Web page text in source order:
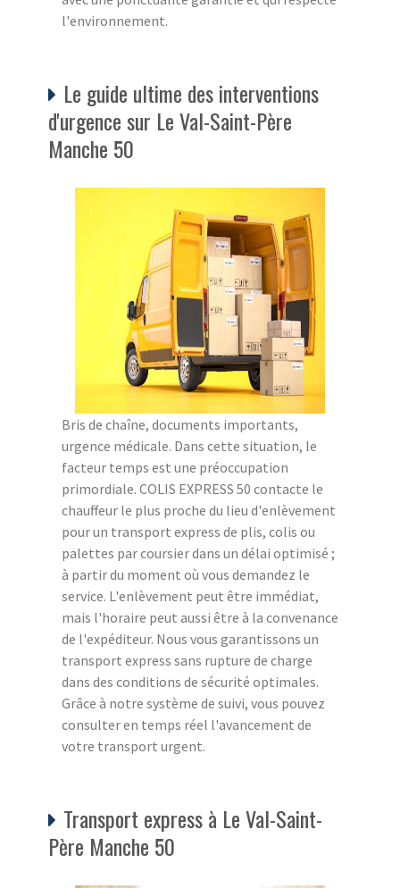
l'environnement.
Le guide ultime des interventions
d'urgence sur Le Val-Saint-Père
Manche 50
Bris de chaîne, documents importants,
urgence médicale. Dans cette situation, le
facteur temps est une préoccupation
primordiale. COLIS EXPRESS 50 contacte le
chauffeur le plus proche du lieu d'enlèvement
pour un transport express de plis, colis ou
palettes par coursier dans un délai optimisé ;
à partir du moment où vous demandez le
service. L'enlèvement peut être immédiat,
mais l'horaire peut aussi être à la convenance
de l'expéditeur. Nous vous garantissons un
transport express sans rupture de charge
dans des conditions de sécurité optimales.
Grâce à notre système de suivi, vous pouvez
consulter en temps réel l'avancement de
votre transport urgent.
Transport express à Le Val-Saint-
Père Manche 50